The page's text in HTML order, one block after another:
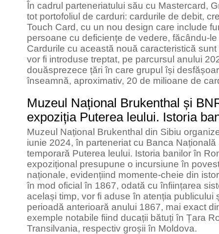
În cadrul parteneriatului său cu Mastercard,
tot portofoliul de carduri: cardurile de debit,
Touch Card, cu un nou design care include
persoane cu deficiențe de vedere, făcându-
Cardurile cu această nouă caracteristică
vor fi introduse treptat, pe parcursul anului
douăsprezece țări în care grupul își
înseamnă, aproximativ, 20 de milioane de
Muzeul Național Brukenthal și
expoziția Puterea leului. Istoria
Muzeul Național Brukenthal din Sibiu
iunie 2024, în parteneriat cu Banca
temporară Puterea leului. Istoria banilor în
expozițional presupune o incursiune în
naționale, evidențiind momente-cheie din
în mod oficial în 1867, odată cu înființarea
același timp, vor fi aduse în atenția publicului
perioadă anterioară anului 1867, mai exact
exemple notabile fiind ducații bătuți în Țara
Transilvania, respectiv groșii în Moldova.